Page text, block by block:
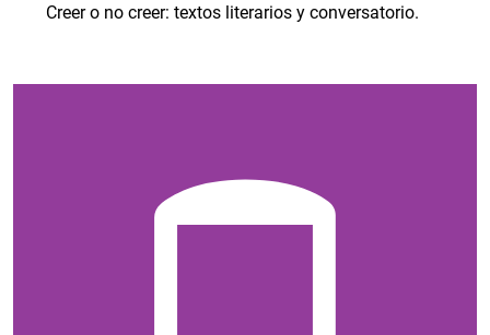
Creer o no creer: textos literarios y conversatorio.